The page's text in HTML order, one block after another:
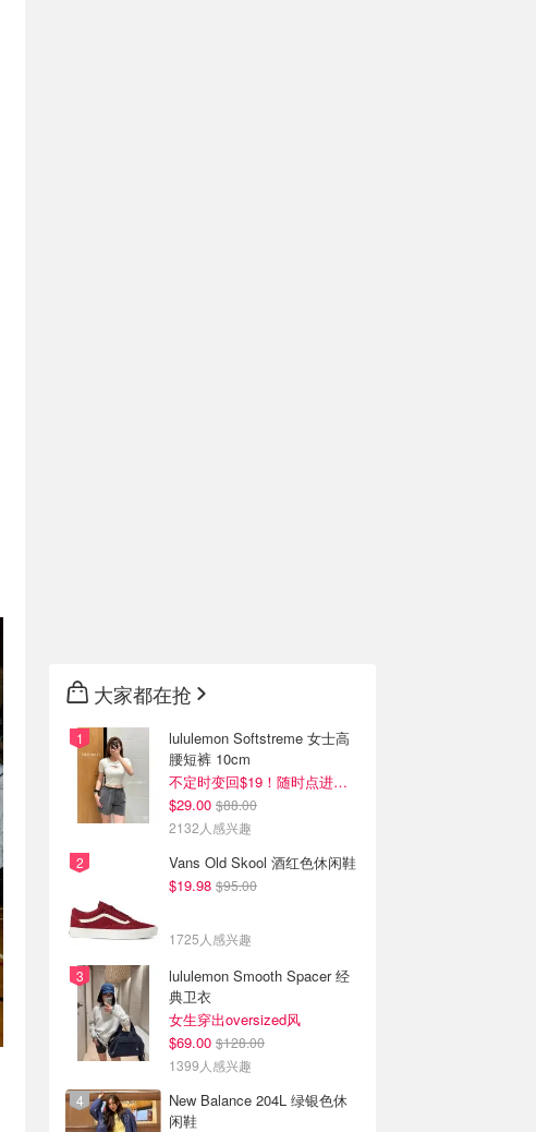
大家都在抢
lululemon Softstreme 女士高
腰短裤 10cm
不定时变回$19！随时点进来看
$29.00 $88.00
2132人感兴趣
Vans Old Skool 酒红色休闲鞋
$19.98 $95.00
1725人感兴趣
lululemon Smooth Spacer 经
典卫衣
女生穿出oversized风
$69.00 $128.00
1399人感兴趣
New Balance 204L 绿银色休
闲鞋